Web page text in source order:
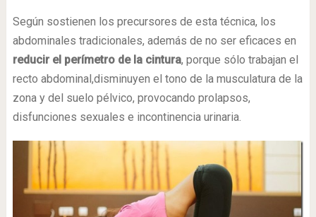
Según sostienen los precursores de esta técnica, los
abdominales tradicionales, además de no ser eficaces en
reducir el perímetro de la cintura, porque sólo trabajan el
recto abdominal,disminuyen el tono de la musculatura de la
zona y del suelo pélvico, provocando prolapsos,
disfunciones sexuales e incontinencia urinaria.